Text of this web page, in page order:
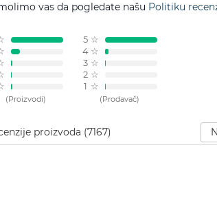
vas da pogledate našu Politiku
(Proizvodi)
5 ☆
4 ☆
3 ☆
2 ☆
1 ☆
(Prodavač)
proizvoda (7167)